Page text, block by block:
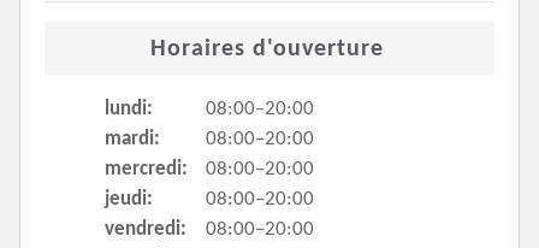
Horaires d'ouverture
lundi:
08:00–20:00
mardi:
08:00–20:00
mercredi:
08:00–20:00
jeudi:
08:00–20:00
vendredi:
08:00–20:00